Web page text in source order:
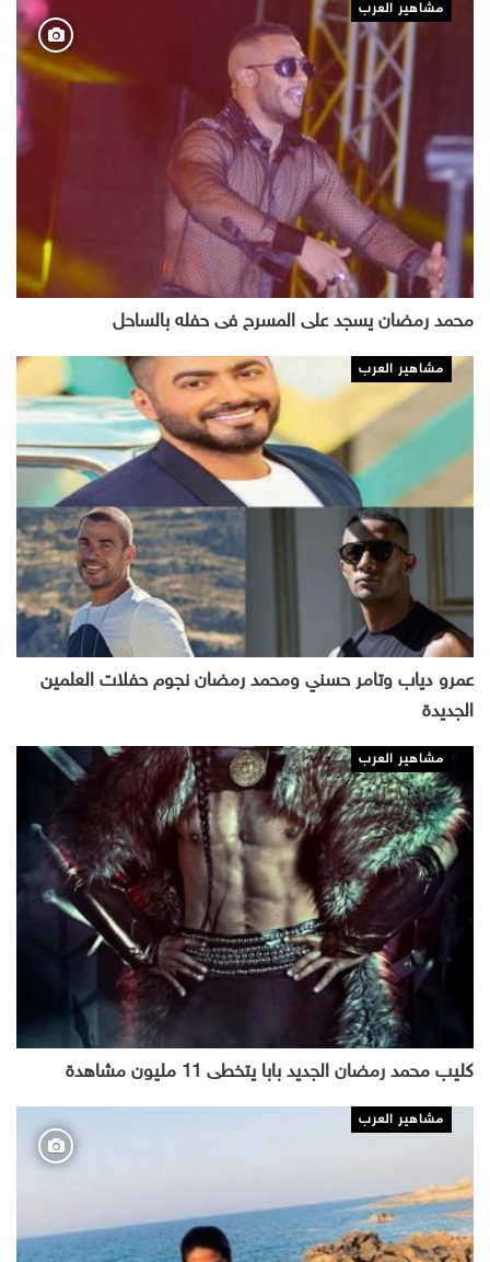
مشاهير العرب
محمد رمضان يسجد على المسرح فى حفله بالساحل
مشاهير العرب
عمرو دياب وتامر حسني ومحمد رمضان نجوم حفلات العلمين
الجديدة
مشاهير العرب
كليب محمد رمضان الجديد بابا يتخطى 11 مليون مشاهدة
مشاهير العرب